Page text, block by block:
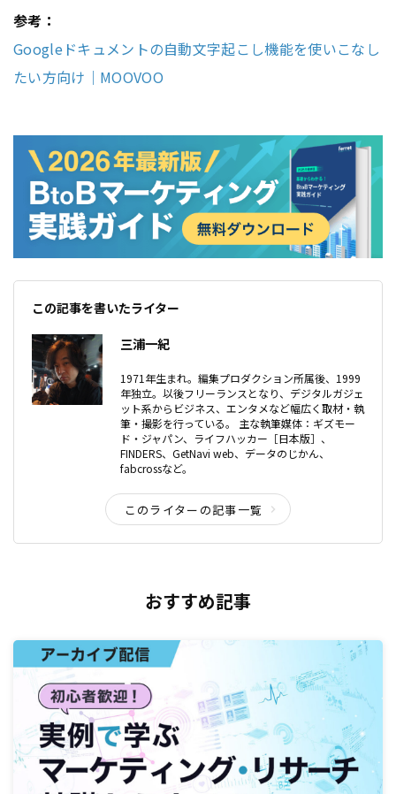
参考：
Googleドキュメントの自動文字起こし機能を使いこなし
たい方向け｜MOOVOO
この記事を書いたライター
三浦一紀
1971年生まれ。編集プロダクション所属後、1999
年独立。以後フリーランスとなり、デジタルガジェ
ット系からビジネス、エンタメなど幅広く取材・執
筆・撮影を行っている。 主な執筆媒体：ギズモー
ド・ジャパン、ライフハッカー［日本版］、
FINDERS、GetNavi web、データのじかん、
fabcrossなど。
このライターの記事一覧
おすすめ記事